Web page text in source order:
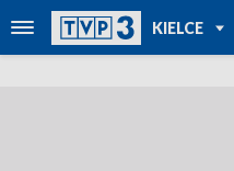
KIELCE
TVP REGIONY